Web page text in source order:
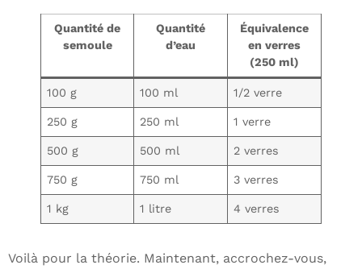
Quantité de
semoule
Quantité
d’eau
Équivalence
en verres
(250 ml)
100 g 100 ml 1/2 verre
250 g 250 ml 1 verre
500 g 500 ml 2 verres
750 g 750 ml 3 verres
1 kg 1 litre 4 verres
Voilà pour la théorie. Maintenant, accrochez-vous,